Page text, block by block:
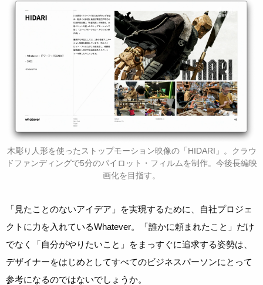
木彫り人形を使ったストップモーション映像の「HIDARI」。クラウ
ドファンディングで5分のパイロット・フィルムを制作。今後長編映
画化を目指す。
「見たことのないアイデア」を実現するために、自社プロジェ
クトに力を入れているWhatever。「誰かに頼まれたこと」だけ
でなく「自分がやりたいこと」をまっすぐに追求する姿勢は、
デザイナーをはじめとしてすべてのビジネスパーソンにとって
参考になるのではないでしょうか。